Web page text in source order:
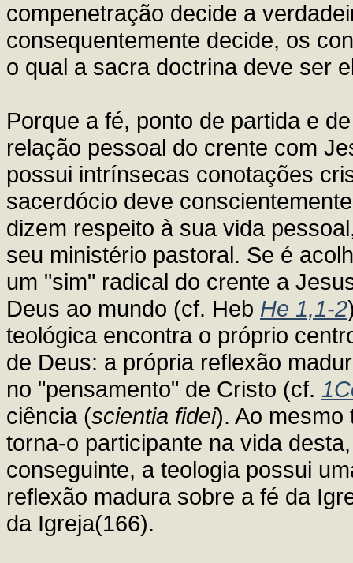
compenetração decide a
consequentemente decide, os
o qual a sacra doctrina deve ser
Porque a fé, ponto de partida e
relação pessoal do crente com
possui intrínsecas conotações
sacerdócio deve
dizem respeito à sua vida
seu ministério pastoral. Se é
um "sim" radical do crente a
Deus ao mundo (cf. Heb He 1,1-2
teológica encontra o próprio
de Deus: a própria reflexão
no "pensamento" de Cristo (cf.
ciência (scientia fidei). Ao mesmo
torna-o participante na vida
conseguinte, a teologia possui
reflexão madura sobre a fé da
da Igreja(166).